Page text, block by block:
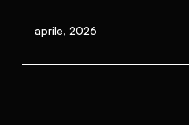
aprile, 2026